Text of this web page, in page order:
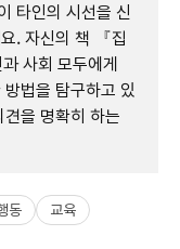
타인의 시선을 신
. 자신의 책 『집
사회 모두에게
법을 탐구하고 있
을 명확히 하는
동 교육